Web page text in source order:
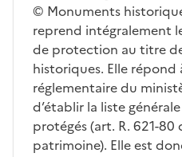
© Monuments
reprend intégralement
de protection au titre
historiques. Elle répond
réglementaire du
d’établir la liste
protégés (art. R. 621-80
patrimoine). Elle est